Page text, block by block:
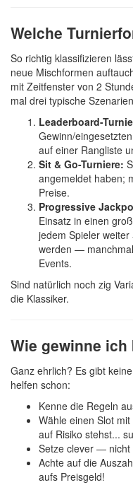
Welche
So richtig klassifizieren
neue Mischformen
mit Zeitfenster von 2
mal drei typische
Leaderboard-
Gewinn/
auf einer Rangliste
Sit & Go-Turniere:
angemeldet haben;
Preise.
Progressive
Einsatz in einen
jedem Spieler
werden —
Events.
Sind natürlich noch zig
die Klassiker.
Wie gewinne
Ganz ehrlich? Es gibt
helfen schon:
Kenne die Regeln
Wähle einen Slot
auf Risiko stehst...
Setze clever — nicht
Achte auf die
aufs Preisgeld!